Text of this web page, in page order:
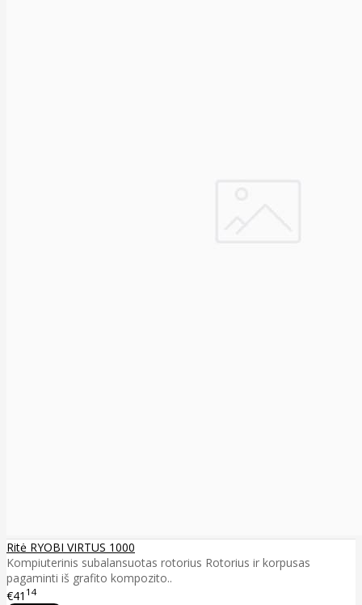
Ritė RYOBI VIRTUS 1000
Kompiuterinis subalansuotas rotorius Rotorius ir korpusas
pagaminti iš grafito kompozito..
€41 14